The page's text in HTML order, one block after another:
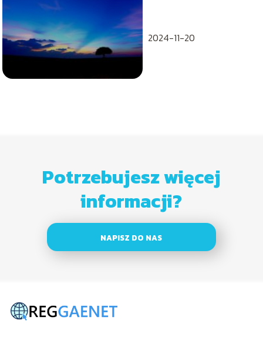
2024-11-20
Potrzebujesz więcej
informacji?
NAPISZ DO NAS